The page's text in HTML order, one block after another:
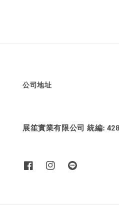
公司地址
展笙實業有限公司 統編: